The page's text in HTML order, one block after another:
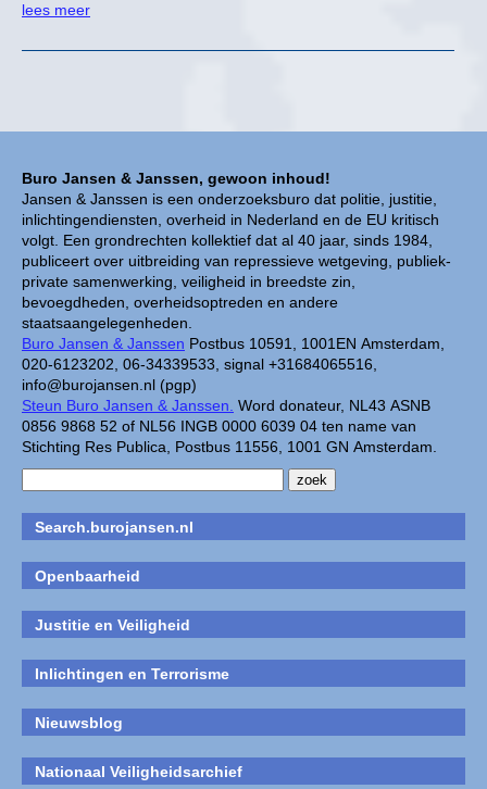
Buro Jansen & Janssen, gewoon inhoud!
Jansen & Janssen is een onderzoeksburo dat politie, justitie,
inlichtingendiensten, overheid in Nederland en de EU kritisch
volgt. Een grondrechten kollektief dat al 40 jaar, sinds 1984,
publiceert over uitbreiding van repressieve wetgeving, publiek-
private samenwerking, veiligheid in breedste zin,
bevoegdheden, overheidsoptreden en andere
staatsaangelegenheden.
Buro Jansen & Janssen Postbus 10591, 1001EN Amsterdam,
020-6123202, 06-34339533, signal +31684065516,
info@burojansen.nl (pgp)
Steun Buro Jansen & Janssen. Word donateur, NL43 ASNB
0856 9868 52 of NL56 INGB 0000 6039 04 ten name van
Stichting Res Publica, Postbus 11556, 1001 GN Amsterdam.
Search.burojansen.nl
Openbaarheid
Justitie en Veiligheid
Inlichtingen en Terrorisme
Nieuwsblog
Nationaal Veiligheidsarchief
lees meer